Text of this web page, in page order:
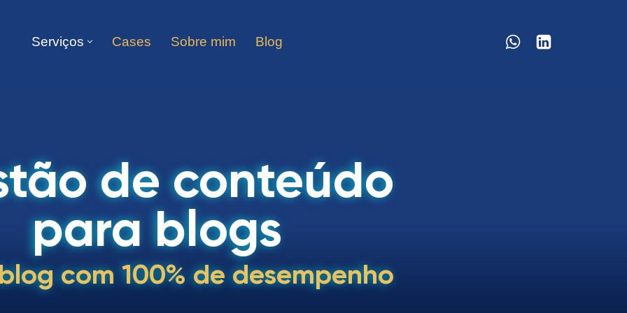
Serviços Cases Sobre mim Blog
de conteúdo
para blogs
com 100% de desempenho